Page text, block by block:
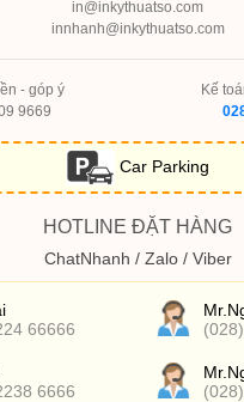
in@inkythuatso.com
innhanh@inkythuatso.com
- góp ý
9669
Kế
Car Parking
HOTLINE ĐẶT HÀNG
ChatNhanh / Zalo / Viber
66666
6666